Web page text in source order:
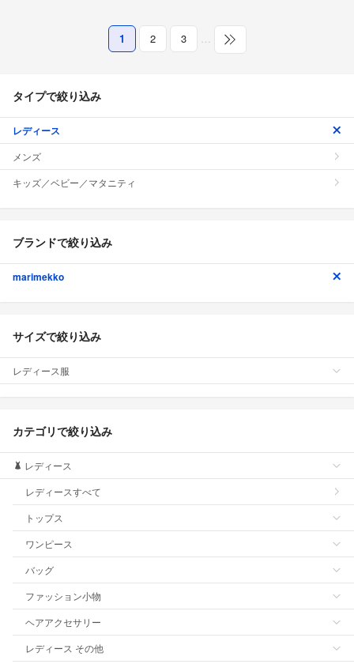
1 2 3 …
タイプで絞り込み
レディース
メンズ
キッズ／ベビー／マタニティ
ブランドで絞り込み
marimekko
サイズで絞り込み
レディース服
カテゴリで絞り込み
レディース
レディースすべて
トップス
ワンピース
バッグ
ファッション小物
ヘアアクセサリー
レディース その他